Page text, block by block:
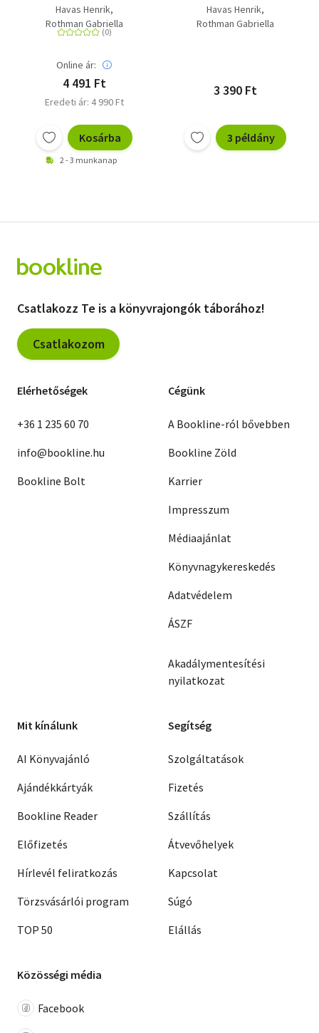
Havas Henrik
Rothman Gabriella
Online ár:
4 491 Ft
Eredeti ár: 4 990 Ft
Kosárba
2 - 3 munkanap
Havas Henrik
Rothman Gabriella
3 390 Ft
3 példány
Csatlakozz Te is a könyvrajongók táborához!
Csatlakozom
Elérhetőségek
+36 1 235 60 70
info@bookline.hu
Bookline Bolt
Cégünk
A Bookline-ról bővebben
Bookline Zöld
Karrier
Impresszum
Médiaajánlat
Könyvnagykereskedés
Adatvédelem
ÁSZF
Akadálymentesítési
nyilatkozat
Mit kínálunk
AI Könyvajánló
Ajándékkártyák
Bookline Reader
Előfizetés
Hírlevél feliratkozás
Törzsvásárlói program
TOP 50
Segítség
Szolgáltatások
Fizetés
Szállítás
Átvevőhelyek
Kapcsolat
Súgó
Elállás
Közösségi média
Facebook